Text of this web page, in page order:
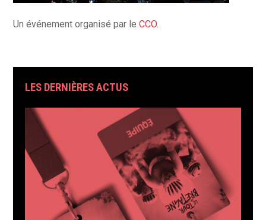
Un événement organisé par leCCO.
LES DERNIÈRES ACTUS